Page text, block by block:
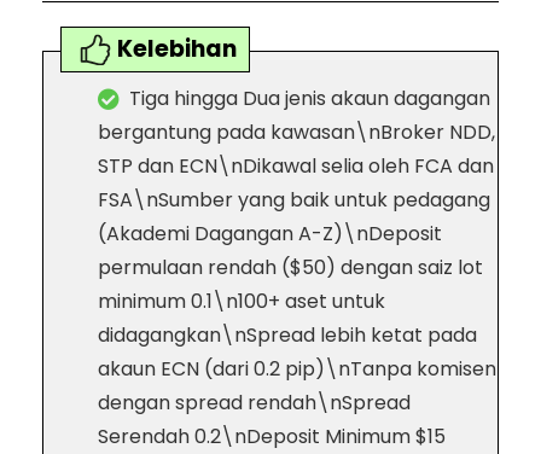
Kelebihan
Tiga hingga Dua jenis akaun dagangan
bergantung pada kawasan\nBroker NDD,
STP dan ECN\nDikawal selia oleh FCA dan
FSA\nSumber yang baik untuk pedagang
(Akademi Dagangan A-Z)\nDeposit
permulaan rendah ($50) dengan saiz lot
minimum 0.1\n100+ aset untuk
didagangkan\nSpread lebih ketat pada
akaun ECN (dari 0.2 pip)\nTanpa komisen
dengan spread rendah\nSpread
Serendah 0.2\nDeposit Minimum $15